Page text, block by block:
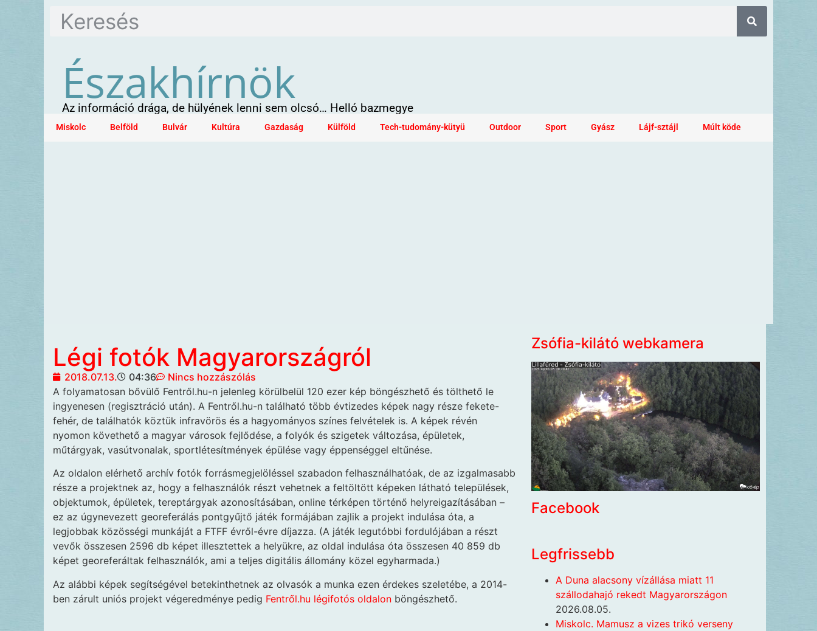
Északhírnök
Az információ drága, de hülyének lenni sem olcsó… Helló bazmegye
Miskolc Belföld Bulvár Kultúra Gazdaság Külföld Tech-tudomány-kütyü Outdoor Sport Gyász Lájf-sztájl Múlt köde
Légi fotók Magyarországról
2018.07.13. 04:36
Nincs hozzászólás
A folyamatosan bővülő Fentről.hu-n jelenleg körülbelül 120 ezer kép böngészhető és tölthető le
ingyenesen (regisztráció után). A Fentről.hu-n található több évtizedes képek nagy része fekete-
fehér, de találhatók köztük infravörös és a hagyományos színes felvételek is. A képek révén
nyomon követhető a magyar városok fejlődése, a folyók és szigetek változása, épületek,
műtárgyak, vasútvonalak, sportlétesítmények épülése vagy éppenséggel eltűnése.
Az oldalon elérhető archív fotók forrásmegjelöléssel szabadon felhasználhatóak, de az izgalmasabb
része a projektnek az, hogy a felhasználók részt vehetnek a feltöltött képeken látható települések,
objektumok, épületek, tereptárgyak azonosításában, online térképen történő helyreigazításában –
ez az úgynevezett georeferálás pontgyűjtő játék formájában zajlik a projekt indulása óta, a
legjobbak közösségi munkáját a FTFF évről-évre díjazza. (A játék legutóbbi fordulójában a részt
vevők összesen 2596 db képet illesztettek a helyükre, az oldal indulása óta összesen 40 859 db
képet georeferáltak felhasználók, ami a teljes digitális állomány közel egyharmada.)
Az alábbi képek segítségével betekinthetnek az olvasók a munka ezen érdekes szeletébe, a 2014-
ben zárult uniós projekt végeredménye pedig Fentről.hu légifotós oldalon böngészhető.
Zsófia-kilátó webkamera
Facebook
Legfrissebb
A Duna alacsony vízállása miatt 11
szállodahajó rekedt Magyarországon
2026.08.05.
Miskolc. Mamusz a vizes trikó verseny